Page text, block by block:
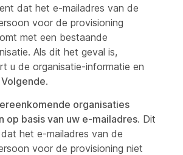
dat het e-mailadres van de
voor de provisioning
met een bestaande
Als dit het geval is,
u de organisatie-informatie en
Volgende.
organisaties
op basis van uw e-mailadres. Dit
het e-mailadres van de
voor de provisioning niet